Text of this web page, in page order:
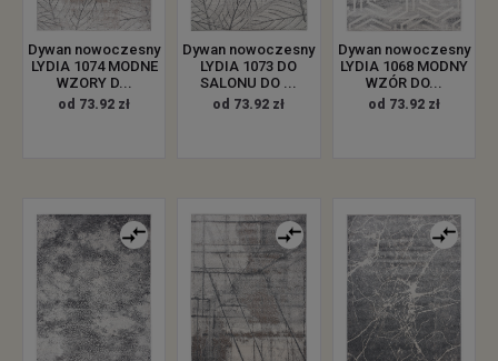
Dywan nowoczesny
LYDIA 1074 MODNE
WZORY D...
od 73.92 zł
Dywan nowoczesny
LYDIA 1073 DO
SALONU DO ...
od 73.92 zł
Dywan nowoczesny
LYDIA 1068 MODNY
WZÓR DO...
od 73.92 zł